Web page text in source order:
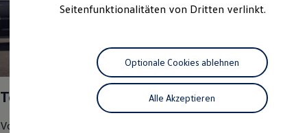
Unser Ansatz
Reichweitensimulator
Ladezeitensimulator
Ladelösungen für Privatkunden
Ladelösungen für Gewerbekunden
Wallbox und Ladekabel
Bidirektionales Laden
Top Service Partner 2025
Volkswagen
Seitenfunktionalitäten von Dritten verlinkt.
Alle Akzeptieren
Optionale Cookies ablehnen